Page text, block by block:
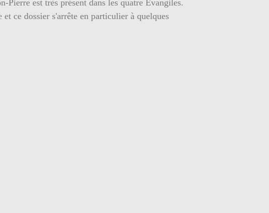
Pierre est très présent dans les quatre Evangiles.
ce dossier s'arrête en particulier à quelques